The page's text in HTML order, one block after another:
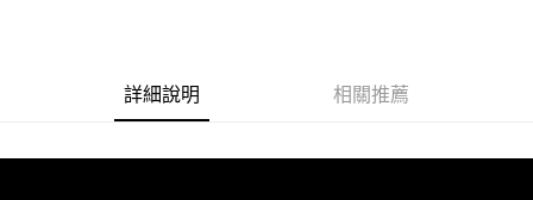
詳細說明 相關推薦